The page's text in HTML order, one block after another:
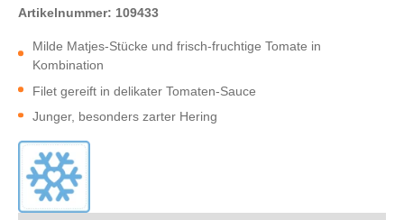
Artikelnummer: 109433
Milde Matjes-Stücke und frisch-fruchtige Tomate in
Kombination
Filet gereift in delikater Tomaten-Sauce
Junger, besonders zarter Hering